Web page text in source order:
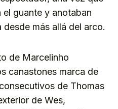
guante y anotaban
más allá del arco.
de Marcelinho
canastones marca de
de Thomas
de Wes,